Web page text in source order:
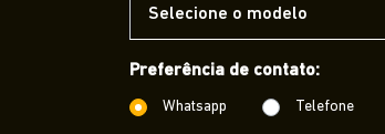
Preferência de contato:
Whatsapp Telefone